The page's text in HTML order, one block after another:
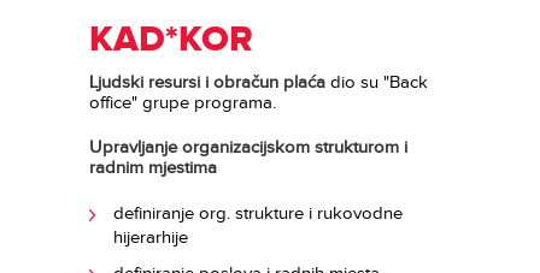
KAD*KOR
Ljudski resursi i obračun plaća dio su "Back
office" grupe programa.
Upravljanje organizacijskom strukturom i
radnim mjestima
definiranje org. strukture i rukovodne
hijerarhije